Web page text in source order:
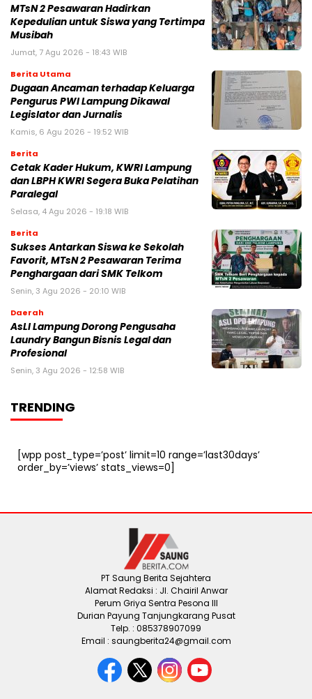
MTsN 2 Pesawaran Hadirkan
Kepedulian untuk Siswa yang Tertimpa
Musibah
Jumat, 7 Agu 2026 - 18:43 WIB
Berita Utama
Dugaan Ancaman terhadap Keluarga
Pengurus PWI Lampung Dikawal
Legislator dan Jurnalis
Kamis, 6 Agu 2026 - 19:52 WIB
Berita
Cetak Kader Hukum, KWRI Lampung
dan LBPH KWRI Segera Buka Pelatihan
Paralegal
Selasa, 4 Agu 2026 - 19:18 WIB
Berita
Sukses Antarkan Siswa ke Sekolah
Favorit, MTsN 2 Pesawaran Terima
Penghargaan dari SMK Telkom
Senin, 3 Agu 2026 - 20:10 WIB
Daerah
AsLI Lampung Dorong Pengusaha
Laundry Bangun Bisnis Legal dan
Profesional
Senin, 3 Agu 2026 - 12:58 WIB
TRENDING
[wpp post_type=’post’ limit=10 range=’last30days’
order_by=’views’ stats_views=0]
PT Saung Berita Sejahtera
Alamat Redaksi : Jl. Chairil Anwar
Perum Griya Sentra Pesona III
Durian Payung Tanjungkarang Pusat
Telp. : 085378907099
Email : saungberita24@gmail.com